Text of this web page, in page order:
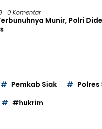
0 Komentar
Munir, Polri
Pemkab Siak
Polres
#hukrim